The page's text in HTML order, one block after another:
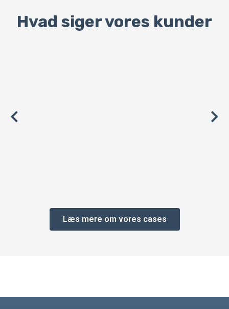
Hvad siger vores kunder
Læs mere om vores cases